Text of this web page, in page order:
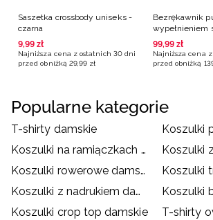
Saszetka crossbody uniseks -
czarna
9,99 zł
Najniższa cena z ostatnich 30 dni
przed obniżką 29,99 zł
Bezrękawnik
wypełnieniem
damski - czarny
99,99 zł
Najniższa cena
przed obniżką
Popularne kategorie
T-shirty damskie
Koszulki
Koszulki na ramiączkach damskie
Koszulki rowerowe damskie
Koszulki z nadrukiem damskie
Koszulki crop top damskie
T-shirty